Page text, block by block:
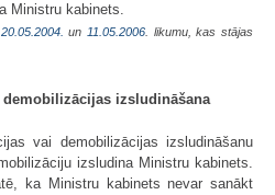
Ministru kabinets.
20.05.2004. un 11.05.2006. likumu, kas stājas
izsludināšana
vai demobilizācijas izsludināšanu
izsludina Ministru kabinets.
ka Ministru kabinets nevar sanākt